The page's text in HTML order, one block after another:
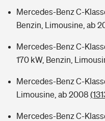
Mercedes-Benz C-
Benzin, Limousine, ab
Mercedes-Benz C-
170 kW, Benzin,
Mercedes-Benz C-
Limousine, ab 2008
Mercedes-Benz C-